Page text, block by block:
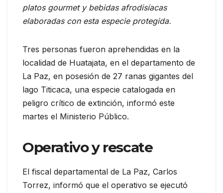
platos gourmet y bebidas afrodisíacas
elaboradas con esta especie protegida.
Tres personas fueron aprehendidas en la
localidad de Huatajata, en el departamento de
La Paz, en posesión de 27 ranas gigantes del
lago Titicaca, una especie catalogada en
peligro crítico de extinción, informó este
martes el Ministerio Público.
Operativo y rescate
El fiscal departamental de La Paz, Carlos
Torrez, informó que el operativo se ejecutó